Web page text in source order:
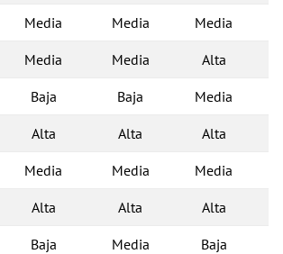
Media Media Media
Media Media Alta
Baja Baja Media
Alta Alta Alta
Media Media Media
Alta Alta Alta
Baja Media Baja